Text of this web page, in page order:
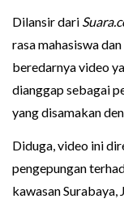
Dilansir dari
rasa mahasiswa
beredarnya video
dianggap sebagai
yang disamakan
Diduga, video ini
pengepungan
kawasan